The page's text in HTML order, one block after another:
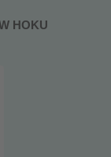
HOKU